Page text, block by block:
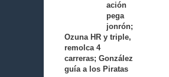
ación
pega
jonrón;
Ozuna HR y triple,
remolca 4
carreras; González
guía a los Piratas